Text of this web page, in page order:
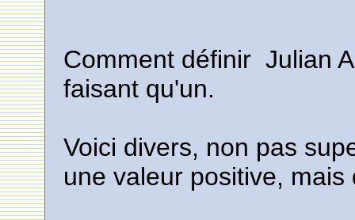
Comment définir Julian
faisant qu'un.
Voici divers, non pas
une valeur positive,